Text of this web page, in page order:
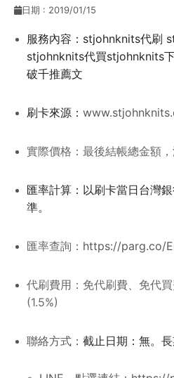
最新公告
聯絡方式
日期 : 2019/01/15
服務內容：stjohnknits代刷
stjohnknits代買stjohnknits
破千推薦文
刷卡來源：
實際價格：最後結帳總金額，
匯率計算：以刷卡當日台灣
準。
匯率查詢： https://parg.co/
代刷費用：免代刷費、免代
(1.5%)
聯絡方式：截止日期：無。